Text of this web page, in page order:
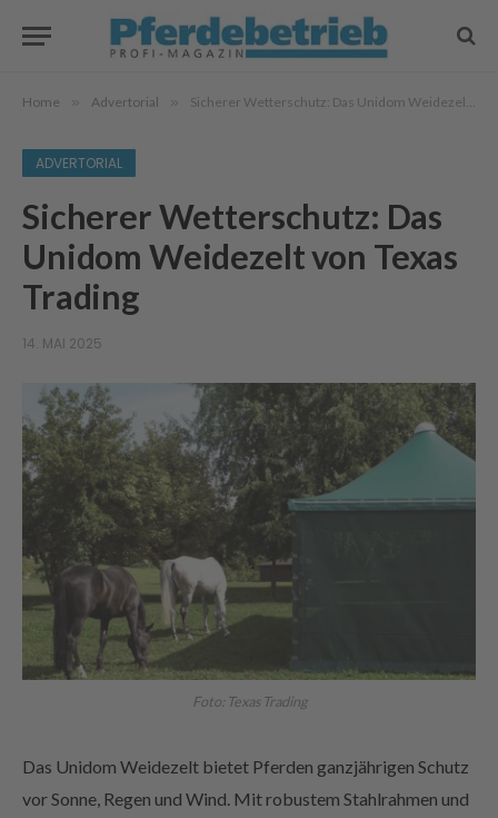
Home » Advertorial » Sicherer Wetterschutz: Das Unidom Weidezelt von Texas Trading
ADVERTORIAL
Sicherer Wetterschutz: Das
Unidom Weidezelt von Texas
Trading
14. MAI 2025
Foto: Texas Trading
Das Unidom Weidezelt bietet Pferden ganzjährigen Schutz
vor Sonne, Regen und Wind. Mit robustem Stahlrahmen und